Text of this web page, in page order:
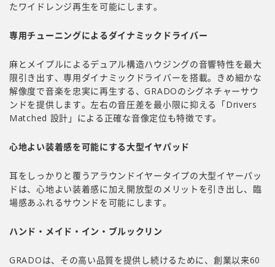
たワイドレンジ再生を可能にします。
専用チューニングによるダイナミックドライバー
麻とメイプルによるデュアル構造ハウジングの音響特性を最大
限引き出す、専用ダイナミックドライバーを搭載。きめ細かな
解像度で音楽を忠実に再生する、GRADOのシグネチャーサウ
ンドを提供します。左右の音圧差を最小限に抑える「Drivers
Matched 設計」による正確な音像定位も特徴です。
心地よい装着感を可能にする大型イヤパッド
耳をしっかりと覆うアラウンドイヤータイプの大型イヤーパッ
ドは、心地よい装着感に加え開放型のメリットを引き出し、臨
場感あふれるサウンドを可能にします。
ハンド・メイド・イン・ブルックリン
GRADOは、その高い品質を提供し続けるために、創業以来60